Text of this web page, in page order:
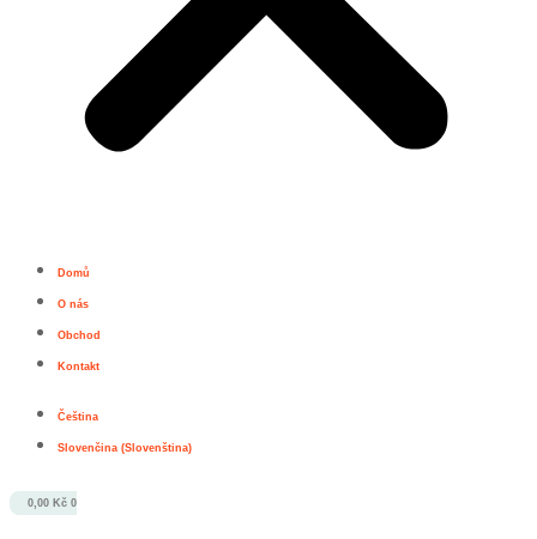
Domů
O nás
Obchod
Kontakt
Čeština
Slovenčina (Slovenština)
0,00 Kč 0